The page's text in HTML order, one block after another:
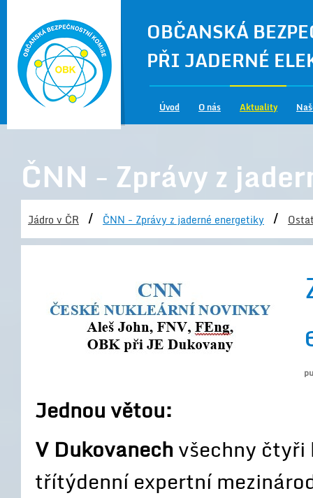
OBČANSKÁ
PŘI JADERNÉ
Úvod O nás Aktuality
ČNN - Zprávy z
Jádro v ČR / ČNN - Zprávy z jaderné energetiky /
Jednou větou:
V Dukovanechvšechny
třítýdenní expertní